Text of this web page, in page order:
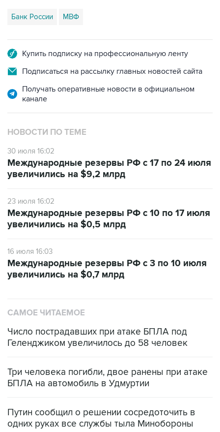
Банк России МВФ
Купить подписку на профессиональную ленту
Подписаться на рассылку главных новостей сайта
Получать оперативные новости в официальном
канале
НОВОСТИ ПО ТЕМЕ
30 июля 16:02
Международные резервы РФ с 17 по 24 июля
увеличились на $9,2 млрд
23 июля 16:02
Международные резервы РФ с 10 по 17 июля
увеличились на $0,5 млрд
16 июля 16:03
Международные резервы РФ с 3 по 10 июля
увеличились на $0,7 млрд
САМОЕ ЧИТАЕМОЕ
Число пострадавших при атаке БПЛА под
Геленджиком увеличилось до 58 человек
Три человека погибли, двое ранены при атаке
БПЛА на автомобиль в Удмуртии
Путин сообщил о решении сосредоточить в
одних руках все службы тыла Минобороны